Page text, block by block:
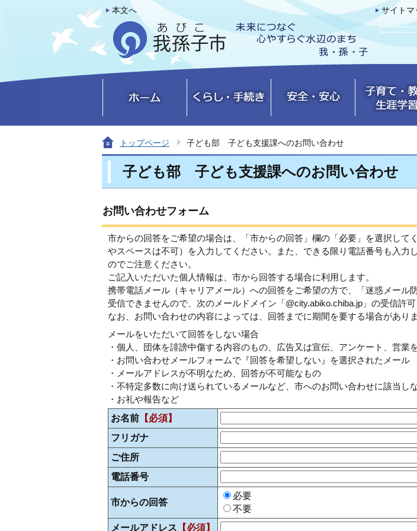
本文へ サイトマ
トップページ 子ども部 子ども支援課へのお問い合わせ
子ども部 子ども支援課へのお問い合わせ
お問い合わせフォーム
市からの回答をご希望の場合は、「市からの回答」欄の「必要」を選択し
やスペースは不可）を入力してください。また、できる限り電話番号も入
のでご注意ください。
ご記入いただいた個人情報は、市から回答する場合に利用します。
携帯電話メール（キャリアメール）への回答をご希望の方で、「迷惑メー
受信できませんので、次のメールドメイン「@city.abiko.chiba.jp」の受信許可
なお、お問い合わせの内容によっては、回答までに期間を要する場合があり
メールをいただいて回答をしない場合
・個人、団体を誹謗中傷する内容のもの、広告又は宣伝、アンケート、営業
・お問い合わせメールフォームで『回答を希望しない』を選択されたメール
・メールアドレスが不明なため、回答が不可能なもの
・不特定多数に向け送られているメールなど、市へのお問い合わせに該当し
・お礼や報告など
お名前 【必須】
フリガナ
ご住所
電話番号
市からの回答
必要
不要
メールアドレス 【必須】